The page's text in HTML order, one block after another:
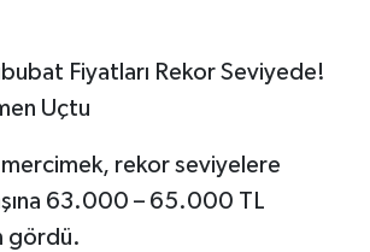
Fiyatları Rekor Seviyede!
Uçtu
mercimek, rekor seviyelere
63.000 – 65.000 TL
gördü.